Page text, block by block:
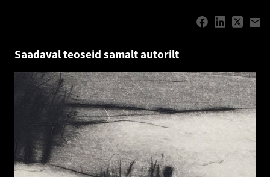
Saadaval teoseid samalt autorilt